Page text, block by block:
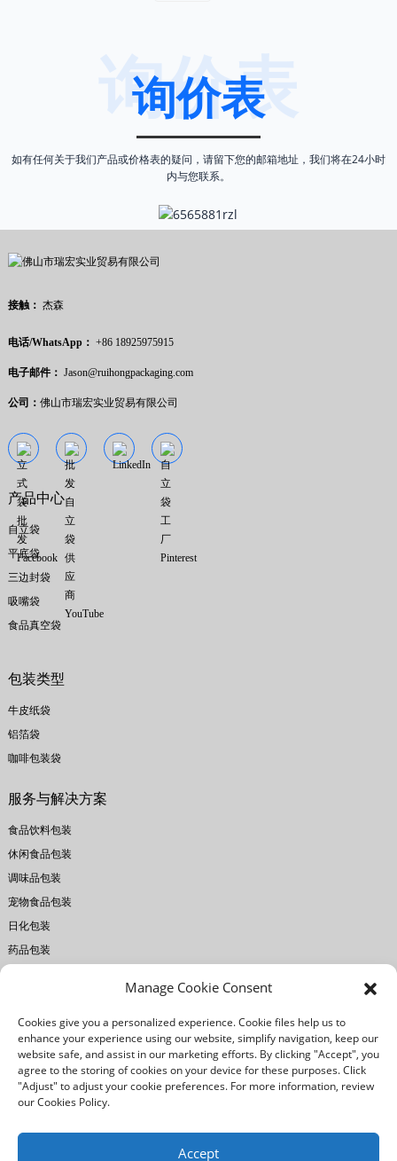
询价表
询价表
如有任何关于我们产品或价格表的疑问，请留下您的邮箱地址，我们将在24小时
内与您联系。
接触： 杰森
电话/WhatsApp： +86 18925975915
电子邮件： Jason@ruihongpackaging.com
公司： 佛山市瑞宏实业贸易有限公司
产品中心
自立袋
平底袋
三边封袋
吸嘴袋
食品真空袋
包装类型
牛皮纸袋
铝箔袋
咖啡包装袋
服务与解决方案
食品饮料包装
休闲食品包装
调味品包装
宠物食品包装
日化包装
药品包装
公司简介
工厂设备
印刷技术
质量控制
Manage Cookie Consent
Cookies give you a personalized experience. Cookie files help us to
enhance your experience using our website, simplify navigation, keep our
website safe, and assist in our marketing efforts. By clicking "Accept", you
agree to the storing of cookies on your device for these purposes. Click
"Adjust" to adjust your cookie preferences. For more information, review
our Cookies Policy.
Accept